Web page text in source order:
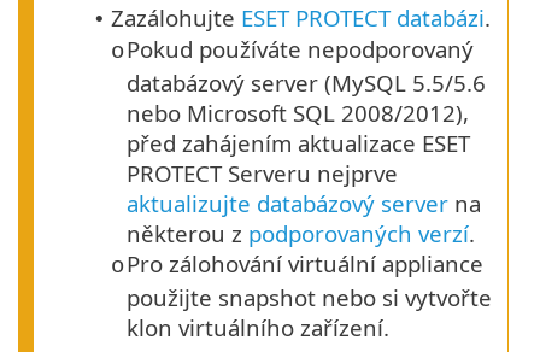
• Zazálohujte ESET PROTECT databázi.
oPokud používáte nepodporovaný
databázový server (MySQL 5.5/5.6
nebo Microsoft SQL 2008/2012),
před zahájením aktualizace ESET
PROTECT Serveru nejprve
aktualizujte databázový server na
některou z podporovaných verzí.
oPro zálohování virtuální appliance
použijte snapshot nebo si vytvořte
klon virtuálního zařízení.